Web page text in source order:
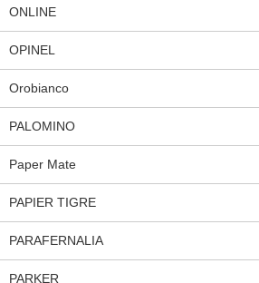
ONLINE
OPINEL
Orobianco
PALOMINO
Paper Mate
PAPIER TIGRE
PARAFERNALIA
PARKER